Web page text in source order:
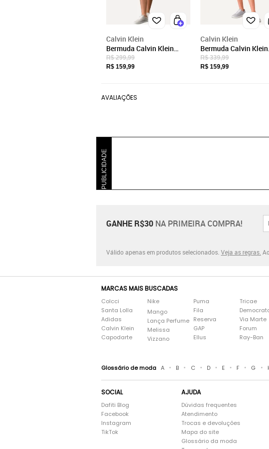
Calvin Klein
Bermuda Calvin Klein
Infantil Color Curta Paper
Amarelo Claro
R$ 299,99
R$ 159,99
Calvin Klein
Bermuda Calvin Klein
Infantil Color Curta
Back Logo "CK" Branca
R$ 339,99
R$ 159,99
AVALIAÇÕES
PUBLICIDADE
GANHE R$30 NA PRIMEIRA COMPRA!
Válido apenas em produtos selecionados. Veja as regras.
MARCAS MAIS BUSCADAS
Colcci
Santa Lolla
Adidas
Calvin Klein
Capodarte
Nike
Mango
Lança Perfume
Melissa
Vizzano
Puma
Fila
Reserva
GAP
Ellus
Tricae
Via Marte
Forum
Ray-Ban
Glossário de moda A • B • C • D • E • F • G •
SOCIAL
Dafiti Blog
Facebook
Instagram
TikTok
AJUDA
Dúvidas frequentes
Atendimento
Trocas e devoluções
Mapa do site
Glossário da moda